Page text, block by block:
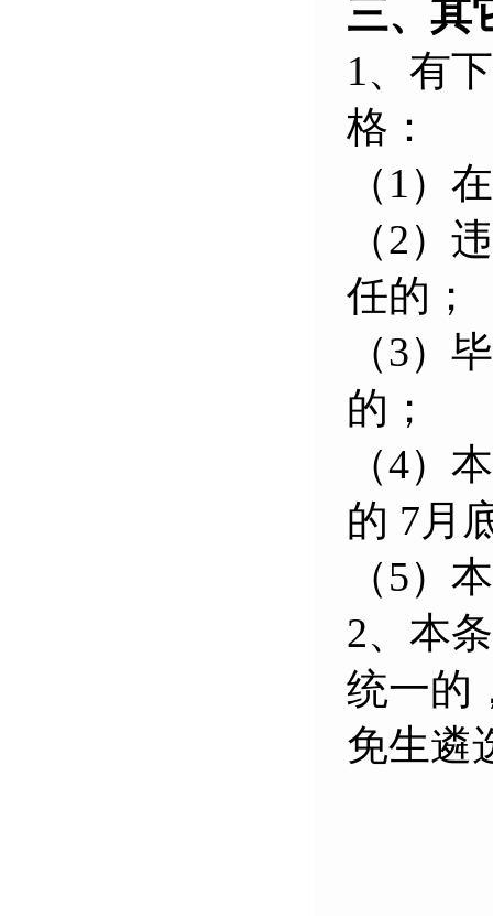
三、其
1、有
格：
（1）
（2）
任的；
（3）
的；
（4）
的 7月
（5）
2、本
统一的
免生遴